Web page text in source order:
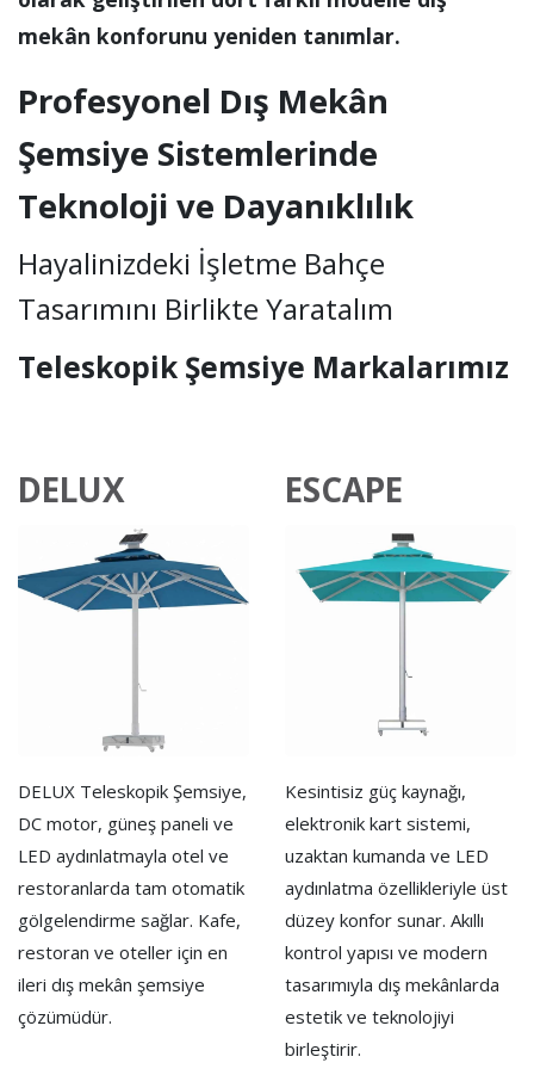
mekân konforunu yeniden tanımlar.
Profesyonel Dış Mekân
Şemsiye Sistemlerinde
Teknoloji ve Dayanıklılık
Hayalinizdeki İşletme Bahçe
Tasarımını Birlikte Yaratalım
Teleskopik Şemsiye Markalarımız
DELUX
DELUX Teleskopik Şemsiye,
DC motor, güneş paneli ve
LED aydınlatmayla otel ve
restoranlarda tam otomatik
gölgelendirme sağlar. Kafe,
restoran ve oteller için en
ileri dış mekân şemsiye
çözümüdür.
ESCAPE
Kesintisiz güç kaynağı,
elektronik kart sistemi,
uzaktan kumanda ve LED
aydınlatma özellikleriyle üst
düzey konfor sunar. Akıllı
kontrol yapısı ve modern
tasarımıyla dış mekânlarda
estetik ve teknolojiyi
birleştirir.